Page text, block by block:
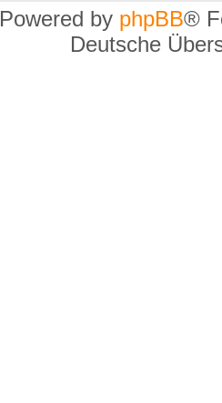
Powered by phpBB®
Deutsche